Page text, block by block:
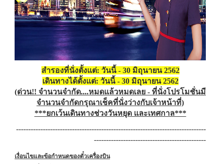
สำรองที่นั่งตั้งแต่: วันนี้ - 30 มิถุนายน 2562
เดินทางได้ตั้งแต่: วันนี้ - 30 มิถุนายน 2562
(ด่วน!! จำนวนจำกัด....หมดแล้วหมดเลย - ที่นั่งโปรโมชั่นมี
จำนวนจำกัดกรุณาเช็คที่นั่งว่างกับเจ้าหน้าที่)
***ยกเว้นเดินทางช่วงวันหยุด และเทศกาล***
------------------------------------------------------------------------------
----------------------------------------------
เงื่อนไขและข้อกำหนดของตั๋วเครื่องบิน